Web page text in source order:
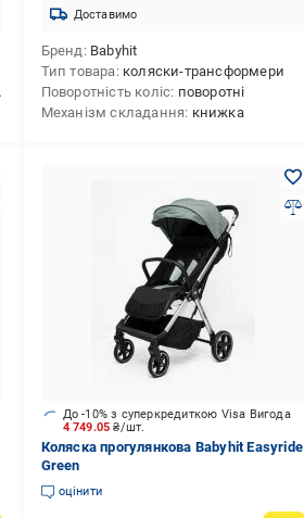
Доставимо
Бренд Babyhit
Тип товара коляски-трансформери
Поворотність коліс поворотні
Механізм складання книжка
4 749.05₴/шт.
До -10% з суперкредиткою Visa Вигода
Коляска прогулянкова Babyhit Easyride
Green
оцінити